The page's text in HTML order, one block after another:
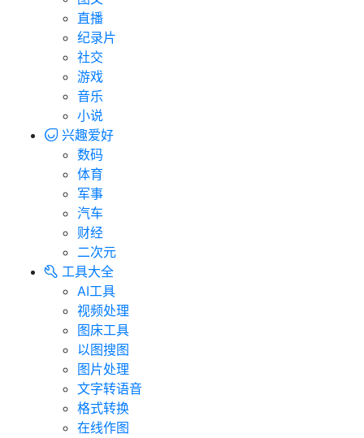
直播
纪录片
社交
游戏
音乐
小说
兴趣爱好
数码
体育
军事
汽车
财经
二次元
工具大全
AI工具
视频处理
图床工具
以图搜图
图片处理
文字转语音
格式转换
在线作图